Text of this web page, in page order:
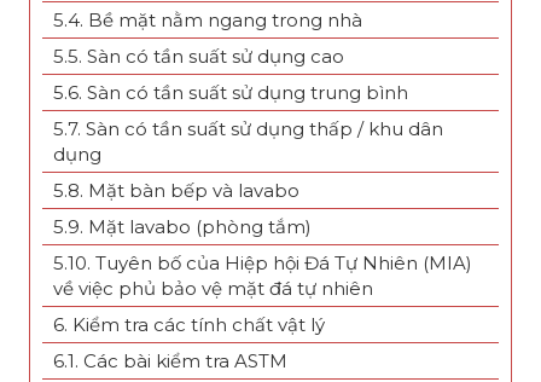
5.4. Bề mặt nằm ngang trong nhà
5.5. Sàn có tần suất sử dụng cao
5.6. Sàn có tần suất sử dụng trung bình
5.7. Sàn có tần suất sử dụng thấp / khu dân
dụng
5.8. Mặt bàn bếp và lavabo
5.9. Mặt lavabo (phòng tắm)
5.10. Tuyên bố của Hiệp hội Đá Tự Nhiên (MIA)
về việc phủ bảo vệ mặt đá tự nhiên
6. Kiểm tra các tính chất vật lý
6.1. Các bài kiểm tra ASTM